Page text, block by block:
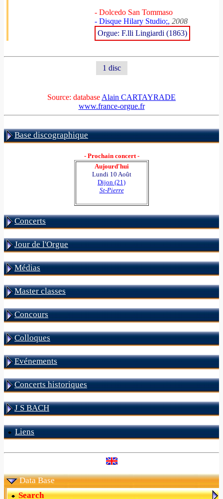
- Dolcedo San Tommaso
- Disque Hilary Studio;, 2008
Orgue: F.lli Lingiardi (1863)
1 disc
Source: database Alain CARTAYRADE
www.france-orgue.fr
Base discographique
- Prochain concert -
Aujourd'hui
Lundi 10 Août
Dijon (21)
St-Pierre
Concerts
Jour de l'Orgue
Médias
Master classes
Concours
Colloques
Evénements
Concerts historiques
J S BACH
Liens
Data Base
Search